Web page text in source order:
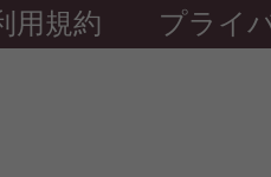
用規約 プライ